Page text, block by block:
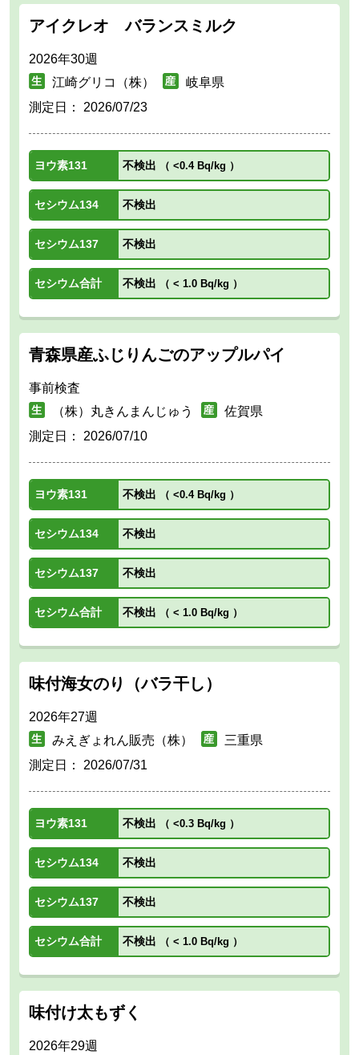
アイクレオ バランスミルク
2026年30週
江崎グリコ（株）
岐阜県
測定日： 2026/07/23
ヨウ素131 不検出 （ <0.4 Bq/kg ）
セシウム134 不検出
セシウム137 不検出
セシウム合計 不検出 （ < 1.0 Bq/kg ）
青森県産ふじりんごのアップルパイ
事前検査
（株）丸きんまんじゅう
佐賀県
測定日： 2026/07/10
ヨウ素131 不検出 （ <0.4 Bq/kg ）
セシウム134 不検出
セシウム137 不検出
セシウム合計 不検出 （ < 1.0 Bq/kg ）
味付海女のり（バラ干し）
2026年27週
みえぎょれん販売（株）
三重県
測定日： 2026/07/31
ヨウ素131 不検出 （ <0.3 Bq/kg ）
セシウム134 不検出
セシウム137 不検出
セシウム合計 不検出 （ < 1.0 Bq/kg ）
味付け太もずく
2026年29週